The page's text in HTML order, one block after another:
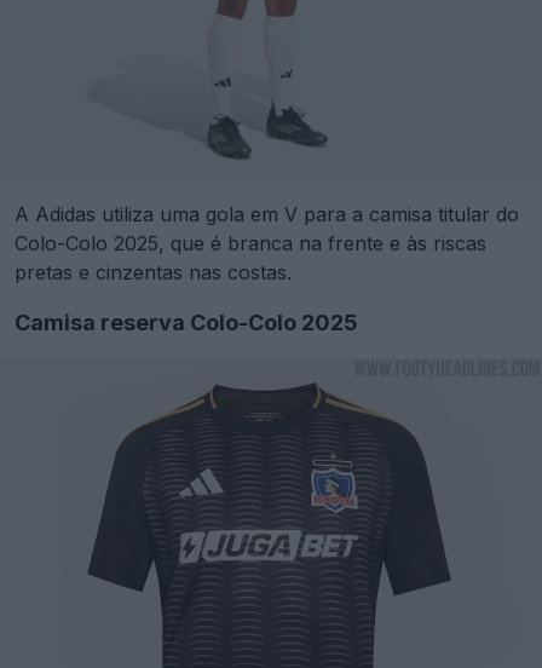
A Adidas utiliza uma gola em V para a camisa titular do
Colo-Colo 2025, que é branca na frente e às riscas
pretas e cinzentas nas costas.
Camisa reserva Colo-Colo 2025